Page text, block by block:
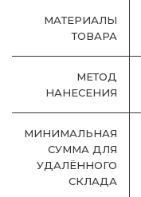
МАТЕРИАЛЫ
ТОВАРА
МЕТОД
НАНЕСЕНИЯ
МИНИМАЛЬНАЯ
СУММА ДЛЯ
УДАЛЁННОГО
СКЛАДА